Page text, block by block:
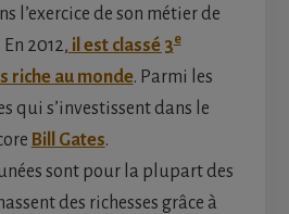
l’exercice de son métier de
2012, il est classé 3e
riche au monde. Parmi les
qui s’investissent dans le
Bill Gates.
sont pour la plupart des
des richesses grâce à